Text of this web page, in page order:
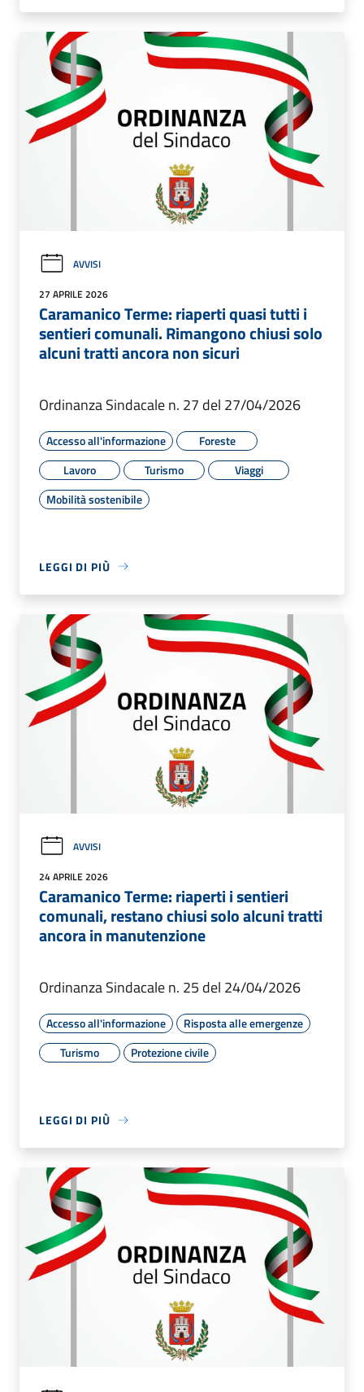
AVVISI
27 APRILE 2026
Caramanico Terme: riaperti quasi tutti i
sentieri comunali. Rimangono chiusi solo
alcuni tratti ancora non sicuri
Ordinanza Sindacale n. 27 del 27/04/2026
Accesso all'informazione
Foreste
Lavoro
Turismo
Viaggi
Mobilità sostenibile
LEGGI DI PIÙ
AVVISI
24 APRILE 2026
Caramanico Terme: riaperti i sentieri
comunali, restano chiusi solo alcuni tratti
ancora in manutenzione
Ordinanza Sindacale n. 25 del 24/04/2026
Accesso all'informazione
Risposta alle emergenze
Turismo
Protezione civile
LEGGI DI PIÙ